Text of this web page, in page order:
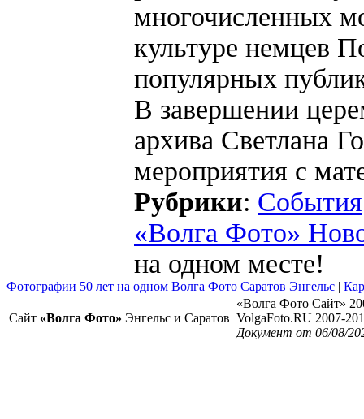
многочисленных
культуре немцев
популярных
В завершении
архива Светлана
мероприятия с
Рубрики: События
«Волга Фото»
на одном месте!
Фотографии 50 лет на одном Волга Фото Саратов Энгельс |
Сайт «Волга Фото» Энгельс и Саратов
«Волга Фото Сайт»
VolgaFoto.RU 2007-
Документ от 06/08/